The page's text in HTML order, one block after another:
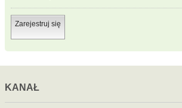
Zarejestruj się
KANAŁ